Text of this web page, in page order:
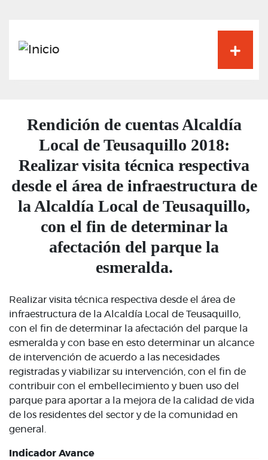
Rendición de cuentas Alcaldía
Local de Teusaquillo 2018:
Realizar visita técnica respectiva
desde el área de infraestructura de
la Alcaldía Local de Teusaquillo,
con el fin de determinar la
afectación del parque la
esmeralda.
Realizar visita técnica respectiva desde el área de
infraestructura de la Alcaldía Local de Teusaquillo,
con el fin de determinar la afectación del parque la
esmeralda y con base en esto determinar un alcance
de intervención de acuerdo a las necesidades
registradas y viabilizar su intervención, con el fin de
contribuir con el embellecimiento y buen uso del
parque para aportar a la mejora de la calidad de vida
de los residentes del sector y de la comunidad en
general.
Indicador Avance